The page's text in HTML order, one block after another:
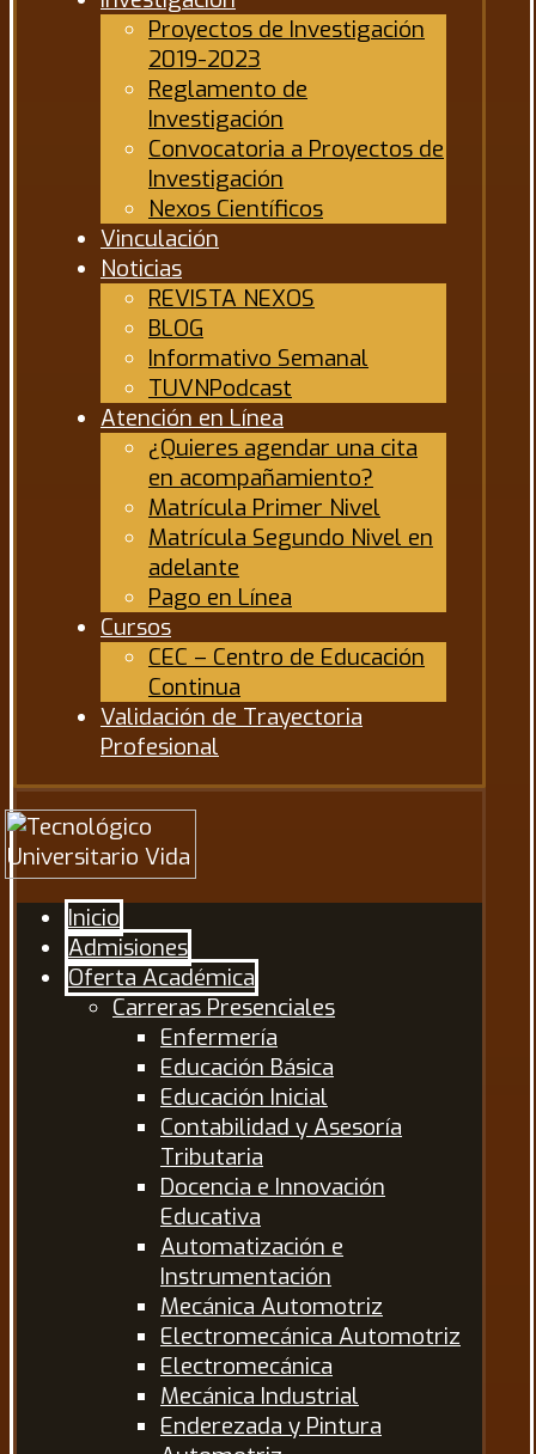
Proyectos de Investigación
2019-2023
Reglamento de
Investigación
Convocatoria a Proyectos de
Investigación
Nexos Científicos
Vinculación
Noticias
REVISTA NEXOS
BLOG
Informativo Semanal
TUVNPodcast
Atención en Línea
¿Quieres agendar una cita
en acompañamiento?
Matrícula Primer Nivel
Matrícula Segundo Nivel en
adelante
Pago en Línea
Cursos
CEC – Centro de Educación
Continua
Validación de Trayectoria
Profesional
Inicio
Admisiones
Oferta Académica
Carreras Presenciales
Enfermería
Educación Básica
Educación Inicial
Contabilidad y Asesoría
Tributaria
Docencia e Innovación
Educativa
Automatización e
Instrumentación
Mecánica Automotriz
Electromecánica Automotriz
Electromecánica
Mecánica Industrial
Enderezada y Pintura